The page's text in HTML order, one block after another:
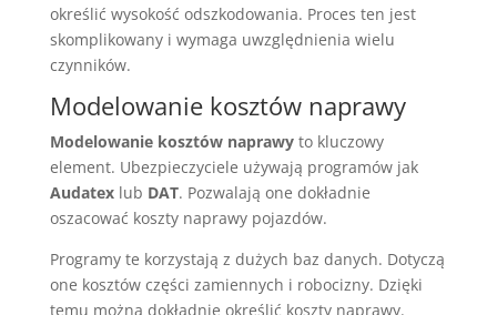
określić wysokość odszkodowania. Proces ten jest
skomplikowany i wymaga uwzględnienia wielu
czynników.
Modelowanie kosztów naprawy
Modelowanie kosztów naprawyto kluczowy
element. Ubezpieczyciele używają programów jak
Audatexlub DAT. Pozwalają one dokładnie
oszacować koszty naprawy pojazdów.
Programy te korzystają z dużych baz danych. Dotyczą
one kosztów części zamiennych i robocizny. Dzięki
temu można dokładnie określić koszty naprawy.